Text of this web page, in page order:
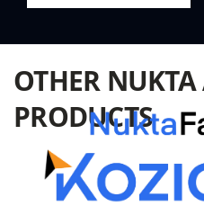
OTHER
PRODUCTS